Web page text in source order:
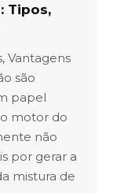
Tipos,
Vantagens
são
papel
motor do
não
por gerar a
mistura de